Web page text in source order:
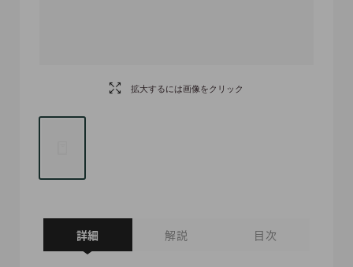
拡大するには画像をクリック
詳細 解説 目次